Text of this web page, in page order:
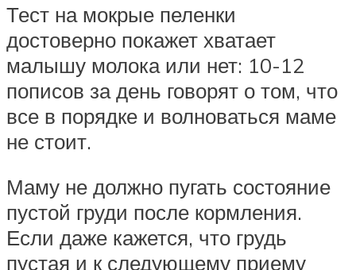
Тест на мокрые пеленки
достоверно покажет хватает
малышу молока или нет: 10-12
пописов за день говорят о том, что
все в порядке и волноваться маме
не стоит.
Маму не должно пугать состояние
пустой груди после кормления.
Если даже кажется, что грудь
пустая и к следующему приему